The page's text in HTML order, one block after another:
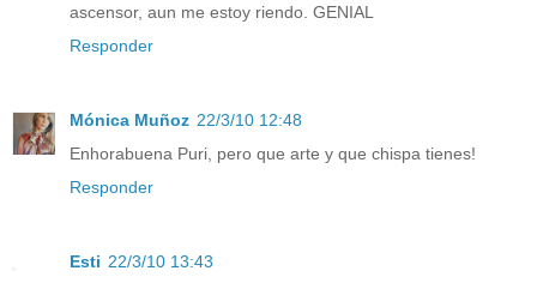
ascensor, aun me estoy riendo. GENIAL
Responder
Mónica Muñoz 22/3/10 12:48
Enhorabuena Puri, pero que arte y que chispa tienes!
Responder
Esti 22/3/10 13:43